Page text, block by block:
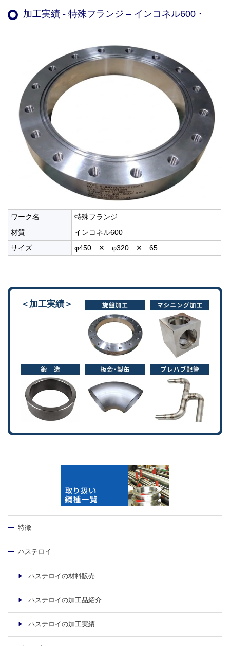
加工実績 - 特殊フランジ – インコネル600・
ワーク名
特殊フランジ
材質
インコネル600
サイズ
φ450 ✕ φ320 ✕ 65
＜加工実績＞
特徴
ハステロイ
ハステロイの材料販売
ハステロイの加工品紹介
ハステロイの加工実績